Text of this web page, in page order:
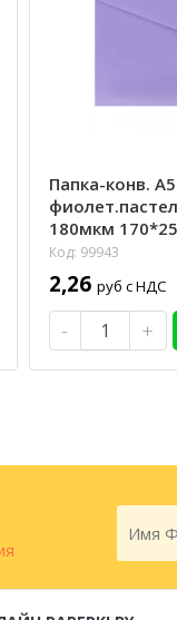
Папка-конв.
180мкм
Код: 99943
2,26 руб с НДС
- +